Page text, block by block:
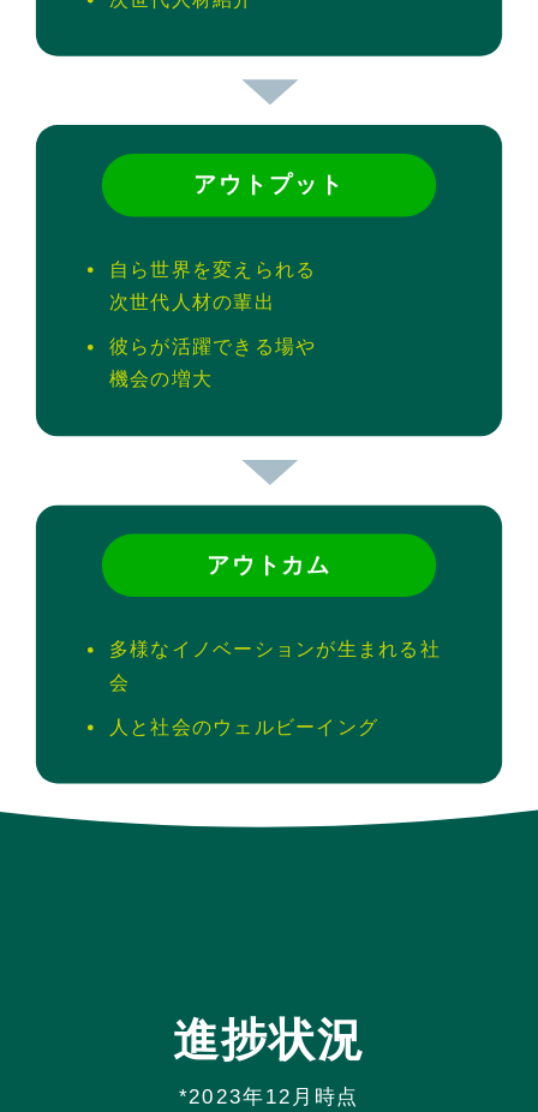
アウトプット
自ら世界を変えられる
次世代人材の輩出
彼らが活躍できる場や
機会の増大
アウトカム
多様なイノベーションが生まれる社
会
人と社会のウェルビーイング
進捗状況
*2023年12月時点